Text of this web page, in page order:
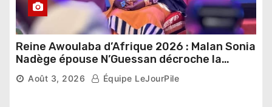
Reine Awoulaba d’Afrique 2026 : Malan Sonia
Nadège épouse N’Guessan décroche la
couronne
Août 3, 2026 Équipe LeJourPile